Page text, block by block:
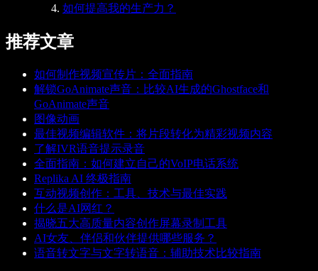
如何提高我的生产力？
推荐文章
如何制作视频宣传片：全面指南
解锁GoAnimate声音：比较AI生成的Ghostface和
GoAnimate声音
图像动画
最佳视频编辑软件：将片段转化为精彩视频内容
了解IVR语音提示录音
全面指南：如何建立自己的VoIP电话系统
Replika AI 终极指南
互动视频创作：工具、技术与最佳实践
什么是AI网红？
揭晓五大高质量内容创作屏幕录制工具
AI女友、伴侣和伙伴提供哪些服务？
语音转文字与文字转语音：辅助技术比较指南